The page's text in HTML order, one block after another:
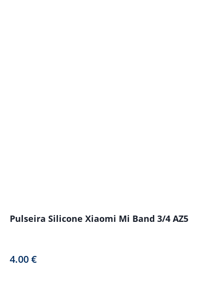
Pulseira Silicone Xiaomi Mi Band 3/4 AZ5
4.00€